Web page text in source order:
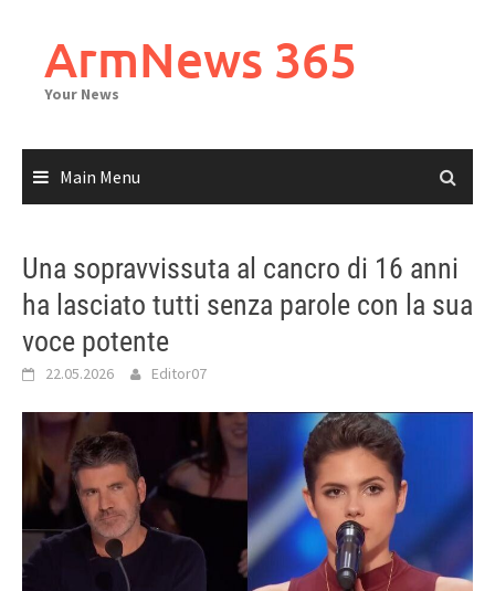
contentArmNews 365
Your News
Main Menu
Una sopravvissuta al cancro di 16 anni
ha lasciato tutti senza parole con la sua
voce potente
22.05.2026 Editor07